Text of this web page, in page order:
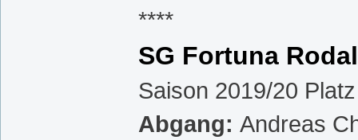
****
SG Fortuna
Saison 2019/20
Abgang: Andreas